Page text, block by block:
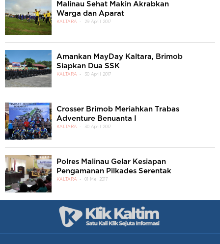
Malinau Sehat Makin Akrabkan
Warga dan Aparat
KALTARA 29 April 2017
Amankan MayDay Kaltara, Brimob
Siapkan Dua SSK
KALTARA 30 April 2017
Crosser Brimob Meriahkan Trabas
Adventure Benuanta I
KALTARA 30 April 2017
Polres Malinau Gelar Kesiapan
Pengamanan Pilkades Serentak
KALTARA 01 Mei 2017